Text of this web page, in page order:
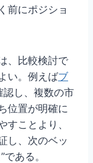
前にポジショ
、比較検討で
い。例えばブ
認し、複数の市
位置が明確に
すことより、
し、次のベッ
ある。